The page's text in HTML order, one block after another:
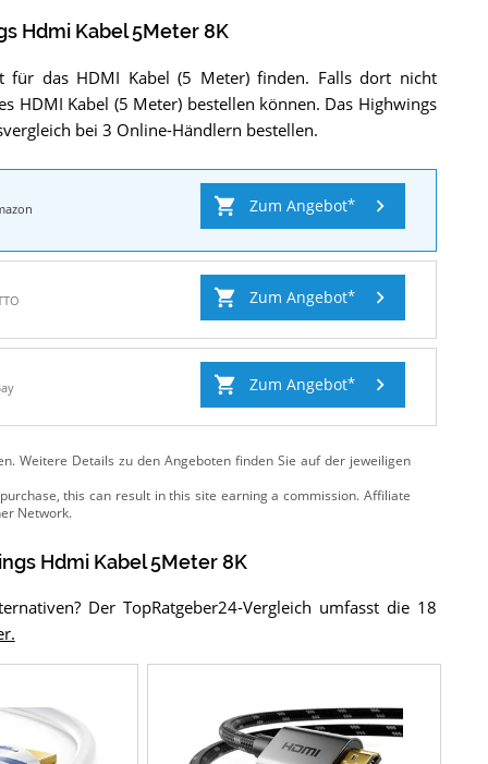
Hdmi Kabel 5Meter 8K
für das HDMI Kabel (5 Meter) finden. Falls dort nicht
HDMI Kabel (5 Meter) bestellen können. Das Highwings
bei 3 Online-Händlern bestellen.
Zum Angebot
Zum Angebot
Zum Angebot
Weitere Details zu den Angebotenfinden Sie auf der jeweiligen
Hdmi Kabel 5Meter 8K
Der TopRatgeber24-Vergleich umfasst die 18